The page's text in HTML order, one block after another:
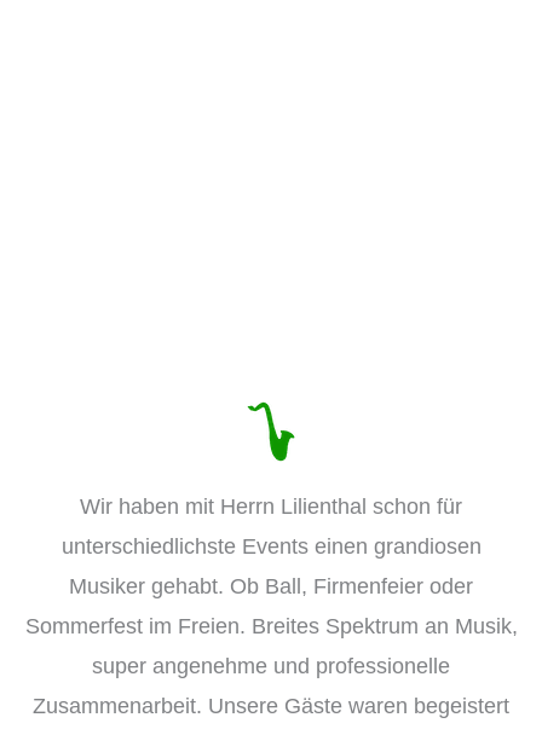
Wir haben mit Herrn Lilienthal schon für
unterschiedlichste Events einen grandiosen
Musiker gehabt. Ob Ball, Firmenfeier oder
Sommerfest im Freien. Breites Spektrum an Musik,
super angenehme und professionelle
Zusammenarbeit. Unsere Gäste waren begeistert